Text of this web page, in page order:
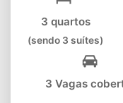
3 quartos
(sendo 3 suítes)
3 Vagas